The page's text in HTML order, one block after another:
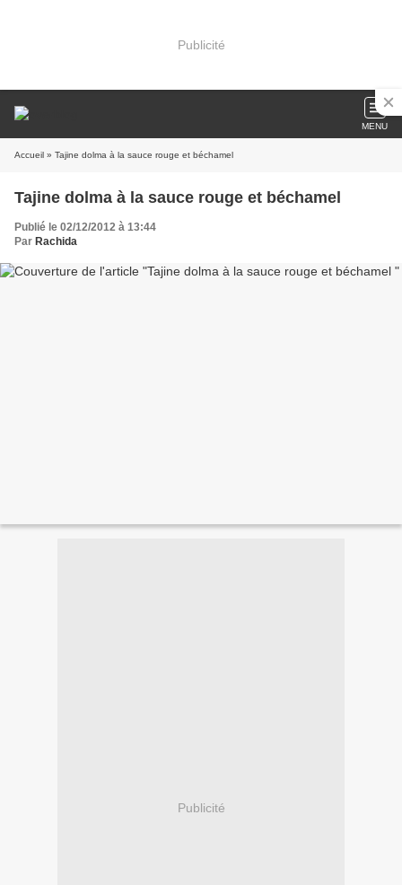
Publicité
MENU
Accueil » Tajine dolma à la sauce rouge et béchamel
Tajine dolma à la sauce rouge et béchamel
Publié le 02/12/2012 à 13:44
Par Rachida
Publicité